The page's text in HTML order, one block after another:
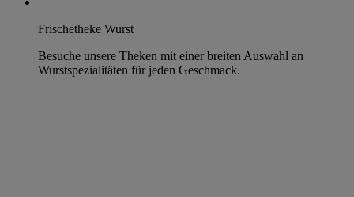
Frischetheke Wurst
Besuche unsere Theken mit einer breiten Auswahl an
Wurstspezialitäten für jeden Geschmack.